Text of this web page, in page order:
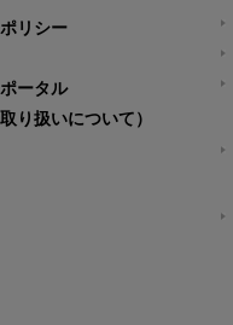
リシー
ータル
り扱いについて）